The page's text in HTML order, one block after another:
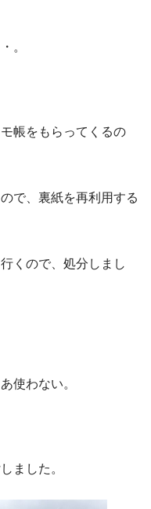
。
帳をもらってくるの
で、裏紙を再利用する
くので、処分しまし
使わない。
ました。